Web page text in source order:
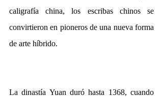
caligrafía china, los escribas chinos se
convirtieron en pioneros de una nueva forma
de arte híbrido.
La dinastía Yuan duró hasta 1368, cuando